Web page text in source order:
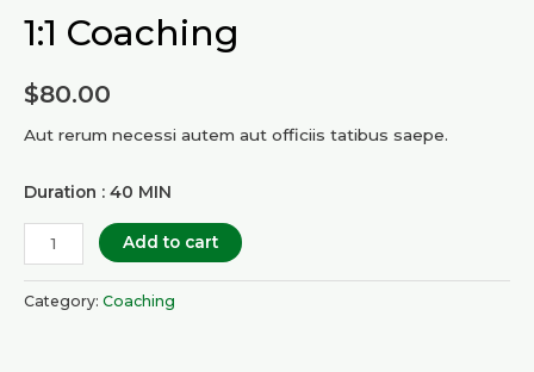
1:1 Coaching
$80.00
Aut rerum necessi autem aut officiis tatibus saepe.
Duration : 40 MIN
Coaching
quantity
Add to cart
Category: Coaching